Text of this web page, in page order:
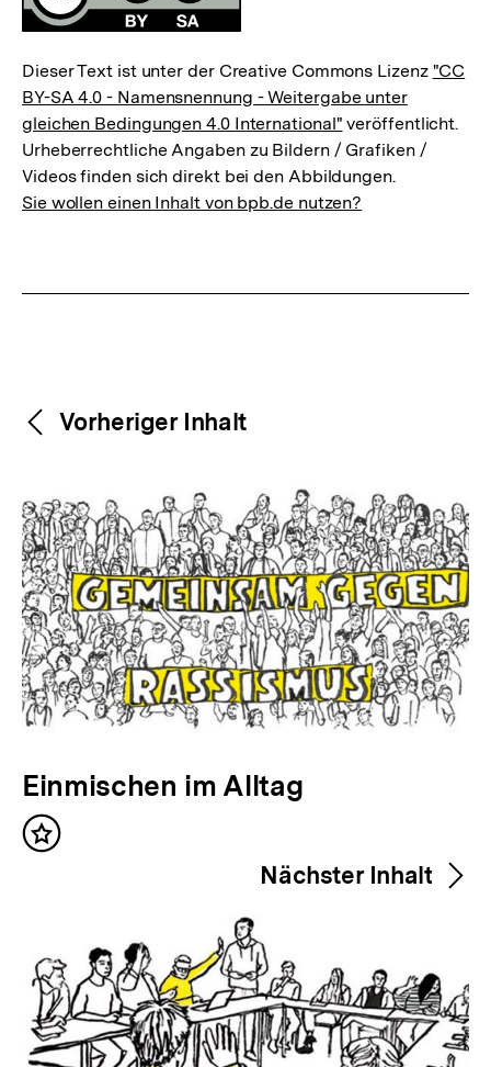
Dieser Text ist unter der Creative Commons Lizenz "CC
BY-SA 4.0 - Namensnennung - Weitergabe unter
gleichen Bedingungen 4.0 International" veröffentlicht.
Urheberrechtliche Angaben zu Bildern / Grafiken /
Videos finden sich direkt bei den Abbildungen.
Sie wollen einen Inhalt von bpb.de nutzen?
Weitere
Content-
Navigation
Vorheriger Inhalt
V
o
r
g
e
Einmischen im Alltag
Inhalt
Nächster Inhalt